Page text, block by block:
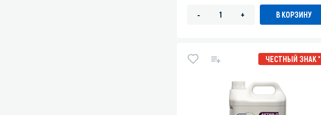
- + В КОРЗИНУ
ЧЕСТНЫЙ ЗНАК *